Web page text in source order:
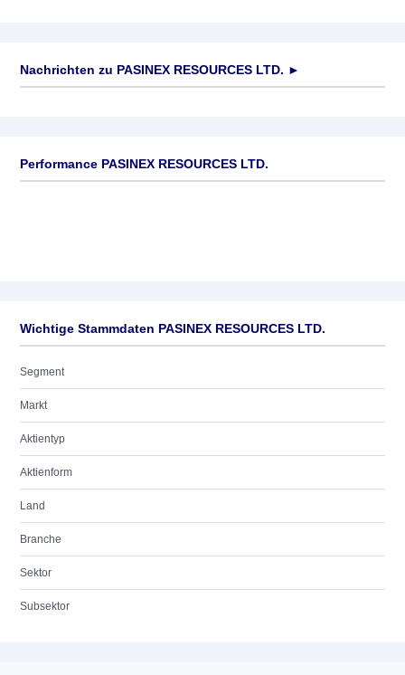
Nachrichten zu PASINEX RESOURCES LTD. ►
Performance PASINEX RESOURCES LTD.
Wichtige Stammdaten PASINEX RESOURCES LTD.
Segment
Markt
Aktientyp
Aktienform
Land
Branche
Sektor
Subsektor